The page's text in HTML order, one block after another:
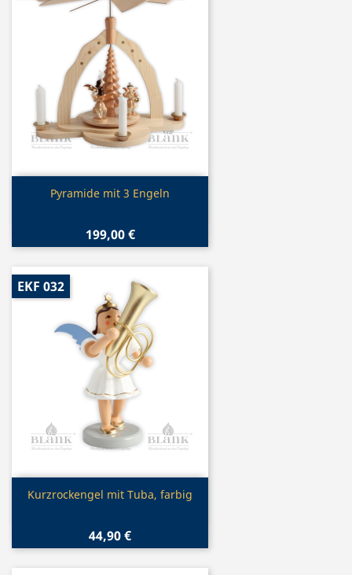
Vorschau
Pyramide mit 3 Engeln
199,00 €
Vorschau
Kurzrockengel mit Tuba, farbig
44,90 €
EKF 032